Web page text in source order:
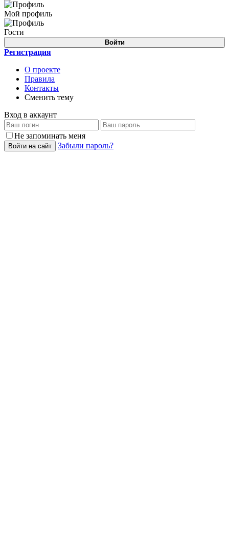
Мой профиль
Гости
Войти
Регистрация
О проекте
Правила
Контакты
Сменить тему
Вход в аккаунт
Не запоминать меня
Войти на сайт Забыли пароль?